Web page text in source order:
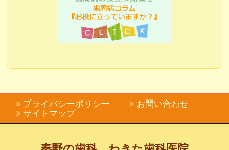
プライバシーポリシー
お問い合わせ
サイトマップ